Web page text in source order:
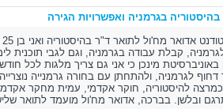
בגרמניה ואפשרויות הגירה
קבלת עבודה בגרמניה, וגם לגבי תוכנית
מינכן כי אני גם צריך מלגות לכל
לגרמניה, ולהתחתן עם בחורה גרמנייה
להיסטוריה, חוקר אקדמי, עמית מחקר
ובלשן. בברכה, אדואר מח'ול מועמד לתואר שלישי